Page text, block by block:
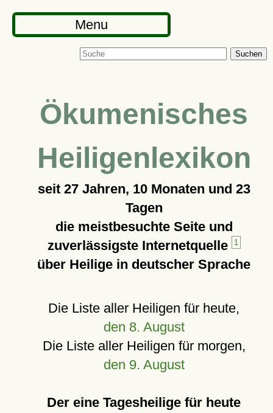
Menu
Suchen
Ökumenisches
Heiligenlexikon
seit 27 Jahren, 10 Monaten und 23
Tagen
die meistbesuchte Seite und
zuverlässigste Internetquelle
1
über Heilige in deutscher Sprache
Die Liste aller Heiligen für heute,
den 8. August
Die Liste aller Heiligen für morgen,
den 9. August
Der eine Tagesheilige für heute